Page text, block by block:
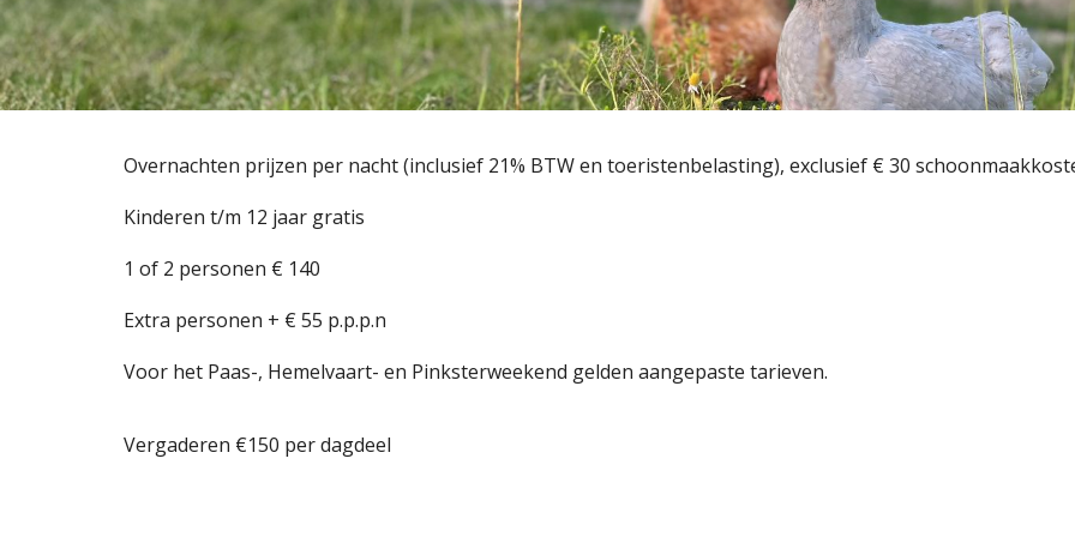
Overnachten prijzen per nacht (inclusief 21% BTW en toeristenbelasting), exclusief € 30
Kinderen t/m 12 jaar gratis
1 of 2 personen € 140
Extra personen + € 55 p.p.p.n
Voor het Paas-, Hemelvaart- en Pinksterweekend gelden aangepaste tarieven.
Vergaderen €150 per dagdeel